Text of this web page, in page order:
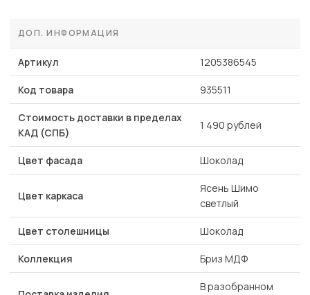
ДОП. ИНФОРМАЦИЯ
Артикул 1205386545
Код товара 935511
Стоимость доставки в пределах
КАД (СПБ)
1 490 рублей
Цвет фасада Шоколад
Цвет каркаса
Ясень Шимо
светлый
Цвет столешницы Шоколад
Коллекция Бриз МДФ
В разобранном